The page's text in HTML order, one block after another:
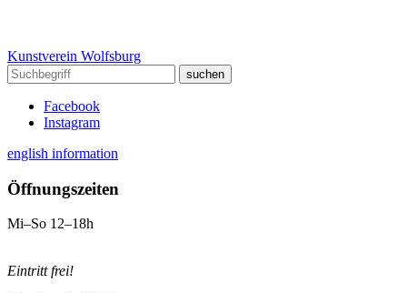
Kunstverein Wolfsburg
Facebook
Instagram
english information
Öffnungszeiten
Mi–So 12–18h
Eintritt frei!